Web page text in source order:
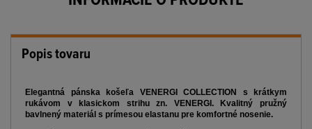
Popis tovaru
Elegantná pánska košeľa VENERGI COLLECTION
s krátkym
rukávom v klasickom strihu zn. VENERGI. Kvalitný pružný
bavlnený materiál s prímesou elastanu pre komfortné nosenie.